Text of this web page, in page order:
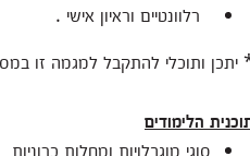
רלוונטיים וראיון אישי .
יתכן ותוכלי להתקבל למגמה זו
הלימודים
סוגי מוגבלויות ומחלות כרוניות